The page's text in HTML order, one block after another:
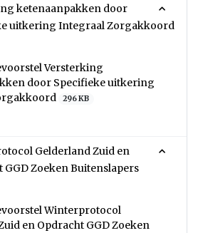
ketenaanpakken door
uitkering Integraal Zorgakkoord
Versterking
door Specifieke uitkering
296 KB
Gelderland Zuid en
GGD Zoeken Buitenslapers
Winterprotocol
en Opdracht GGD Zoeken